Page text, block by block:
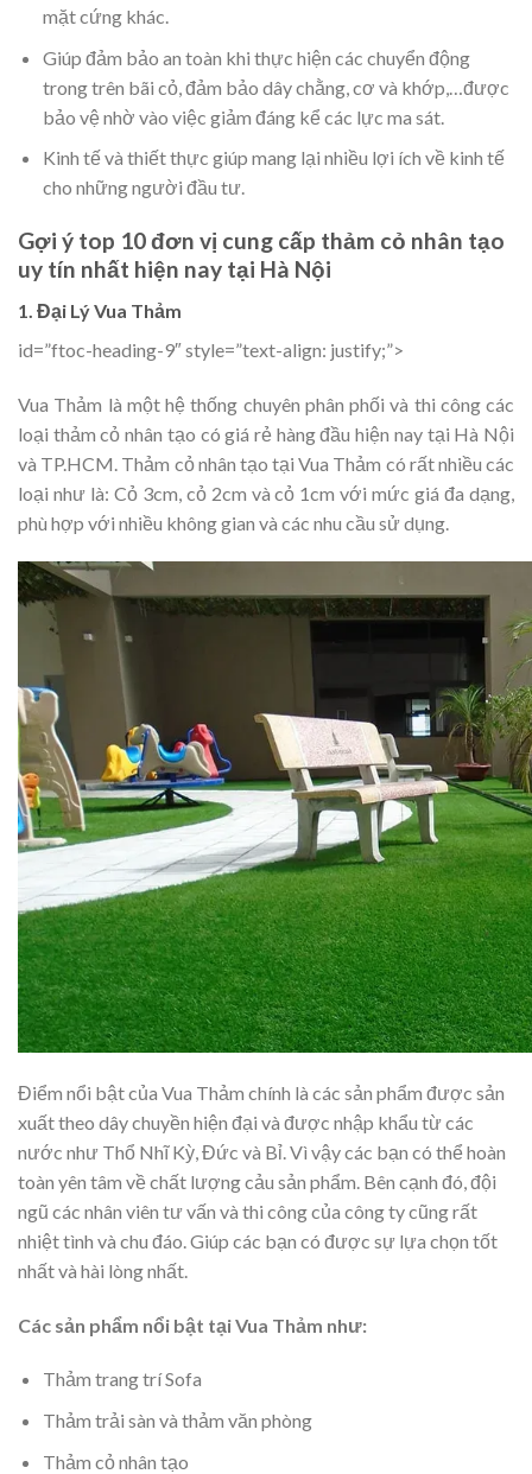
mặt cứng khác.
Giúp đảm bảo an toàn khi thực hiện các chuyển động
trong trên bãi cỏ, đảm bảo dây chằng, cơ và khớp,…được
bảo vệ nhờ vào việc giảm đáng kể các lực ma sát.
Kinh tế và thiết thực giúp mang lại nhiều lợi ích về kinh tế
cho những người đầu tư.
Gợi ý top 10 đơn vị cung cấp thảm cỏ nhân tạo
uy tín nhất hiện nay tại Hà Nội
1. Đại Lý Vua Thảm
id=”ftoc-heading-9″ style=”text-align: justify;”>
Vua Thảm là một hệ thống chuyên phân phối và thi công các
loại thảm cỏ nhân tạo có giá rẻ hàng đầu hiện nay tại Hà Nội
và TP.HCM. Thảm cỏ nhân tạo tại Vua Thảm có rất nhiều các
loại như là: Cỏ 3cm, cỏ 2cm và cỏ 1cm với mức giá đa dạng,
phù hợp với nhiều không gian và các nhu cầu sử dụng.
Điểm nổi bật của Vua Thảm chính là các sản phẩm được sản
xuất theo dây chuyền hiện đại và được nhập khẩu từ các
nước như Thổ Nhĩ Kỳ, Đức và Bỉ. Vì vậy các bạn có thể hoàn
toàn yên tâm về chất lượng cảu sản phẩm. Bên cạnh đó, đội
ngũ các nhân viên tư vấn và thi công của công ty cũng rất
nhiệt tình và chu đáo. Giúp các bạn có được sự lựa chọn tốt
nhất và hài lòng nhất.
Các sản phẩm nổi bật tại Vua Thảm như:
Thảm trang trí Sofa
Thảm trải sàn và thảm văn phòng
Thảm cỏ nhân tạo